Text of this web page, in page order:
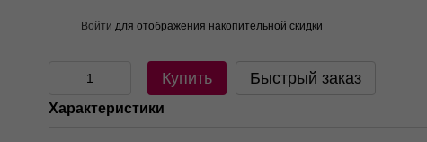
Войти для отображения накопительной скидки
Купить Быстрый заказ
Характеристики